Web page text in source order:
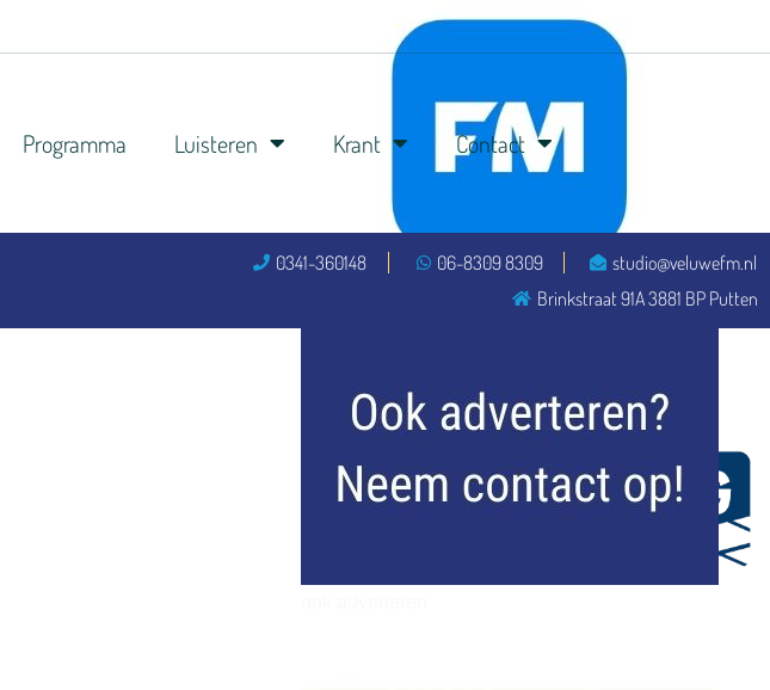
delangekortland
Programma Luisteren Krant Contact
0341-360148 06-8309 8309
studio@veluwefm.nl
Brinkstraat 91A 3881 BP Putten